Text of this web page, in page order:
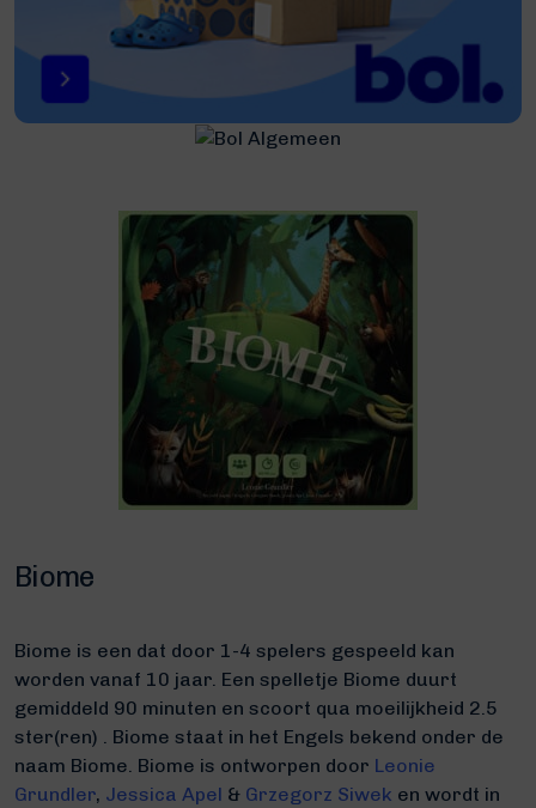
Biome
Biome is een dat door 1-4 spelers gespeeld kan
worden vanaf 10 jaar. Een spelletje Biome duurt
gemiddeld 90 minuten en scoort qua moeilijkheid 2.5
ster(ren) . Biome staat in het Engels bekend onder de
naam Biome. Biome is ontworpen door Leonie
Grundler, Jessica Apel & Grzegorz Siwek en wordt in